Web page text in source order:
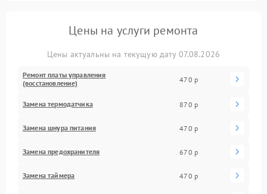
Цены на услуги ремонта
Цены актуальны на текущую дату 07.08.2026
Ремонт платы управления
(восстановление)
470 р
Замена термодатчика 870 р
Замена шнура питания 470 р
Замена предохранителя 670 р
Замена таймера 470 р